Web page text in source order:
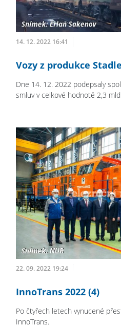
14. 12. 2022 16:41
Vozy z produkce
Dne 14. 12. 2022 podepsaly
smluv v celkové hodnotě 2,3
22. 09. 2022 19:24
InnoTrans 2022 (4)
Po čtyřech letech vynucené
InnoTrans.